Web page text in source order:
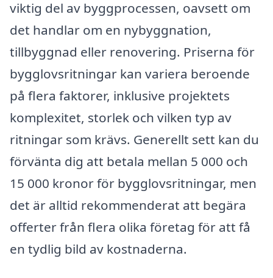
viktig del av byggprocessen, oavsett om
det handlar om en nybyggnation,
tillbyggnad eller renovering. Priserna för
bygglovsritningar kan variera beroende
på flera faktorer, inklusive projektets
komplexitet, storlek och vilken typ av
ritningar som krävs. Generellt sett kan du
förvänta dig att betala mellan 5 000 och
15 000 kronor för bygglovsritningar, men
det är alltid rekommenderat att begära
offerter från flera olika företag för att få
en tydlig bild av kostnaderna.